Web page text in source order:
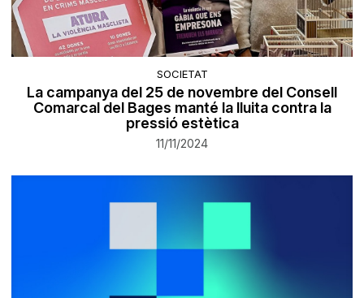
SOCIETAT
La campanya del 25 de novembre del Consell
Comarcal del Bages manté la lluita contra la
pressió estètica
11/11/2024